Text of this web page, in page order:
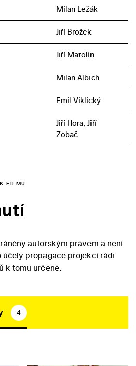
Milan Ležák
Jiří Brožek
Jiří Matolín
Milan Albich
Emil Viklický
Jiří Hora, Jiří
Zobač
FILMU
autorským právem a není
účely propagace projekcí rádi
k tomu určené.
4